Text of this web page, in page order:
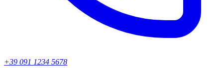
+39 091 1234 5678